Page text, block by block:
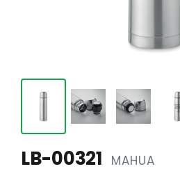
Calendriers bancaires
Tête de lettre
Enveloppes
Sous-mains
Bloc-notes
LB-00321 MAHUA